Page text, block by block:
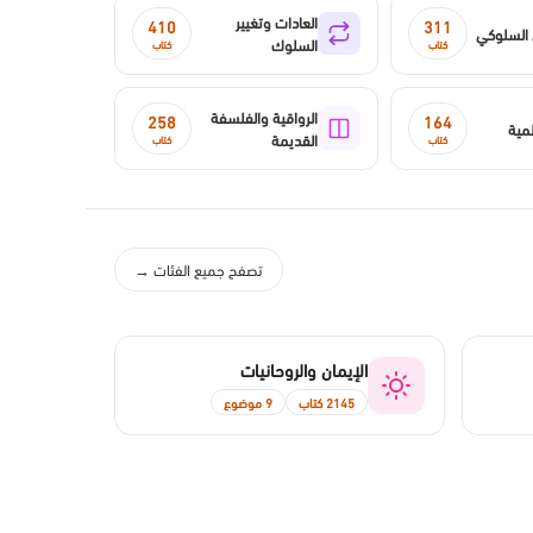
السلوكي 311
كتاب
العادات وتغيير
السلوك
410
كتاب
164
كتاب
الرواقية والفلسفة
القديمة
258
كتاب
تصفح جميع الفئات →
الإيمان والروحانيات
2145 كتاب 9 موضوع